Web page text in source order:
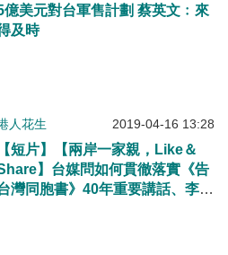
億美元對台軍售計劃 蔡英文﹕來
及時
人花生 2019-04-16 13:28
【短片】【兩岸一家親，Like＆
】台媒問如何貫徹落實《告
灣同胞書》40年重要講話、李克